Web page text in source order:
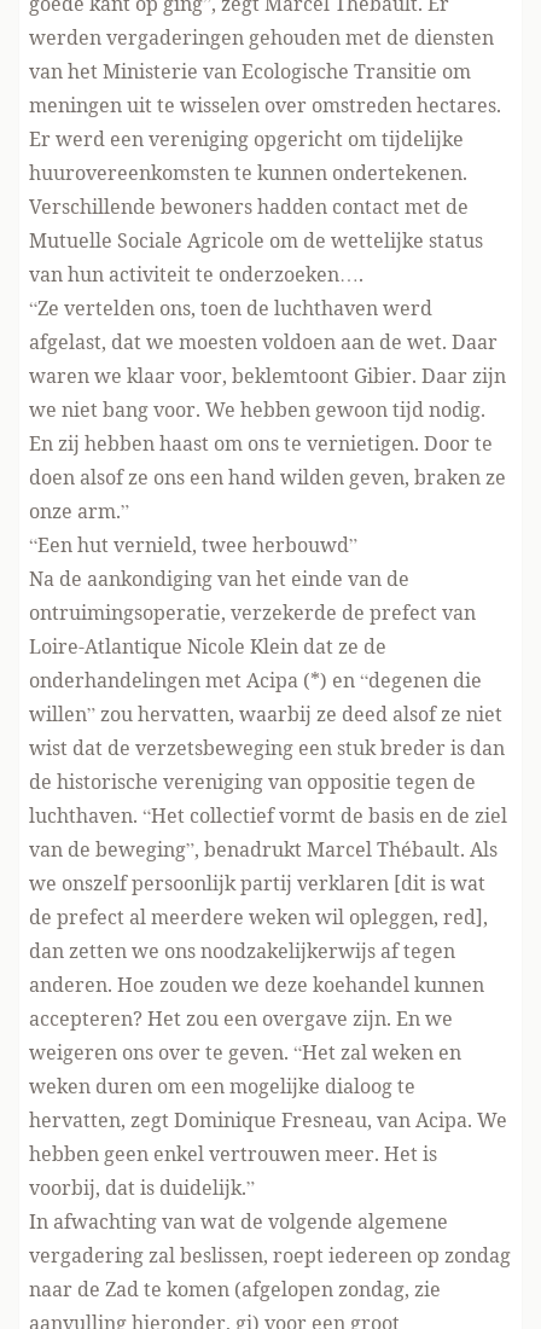
werden vergaderingen gehouden met de diensten
van het Ministerie van Ecologische Transitie om
meningen uit te wisselen over omstreden hectares.
Er werd een vereniging opgericht om tijdelijke
huurovereenkomsten te kunnen ondertekenen.
Verschillende bewoners hadden contact met de
Mutuelle Sociale Agricole om de wettelijke status
van hun activiteit te onderzoeken….
“Ze vertelden ons, toen de luchthaven werd
afgelast, dat we moesten voldoen aan de wet. Daar
waren we klaar voor, beklemtoont Gibier. Daar zijn
we niet bang voor. We hebben gewoon tijd nodig.
En zij hebben haast om ons te vernietigen. Door te
doen alsof ze ons een hand wilden geven, braken ze
onze arm.”
“Een hut vernield, twee herbouwd”
Na de aankondiging van het einde van de
ontruimingsoperatie, verzekerde de prefect van
Loire-Atlantique Nicole Klein dat ze de
onderhandelingen met Acipa (*) en “degenen die
willen” zou hervatten, waarbij ze deed alsof ze niet
wist dat de verzetsbeweging een stuk breder is dan
de historische vereniging van oppositie tegen de
luchthaven. “Het collectief vormt de basis en de ziel
van de beweging”, benadrukt Marcel Thébault. Als
we onszelf persoonlijk partij verklaren [dit is wat
de prefect al meerdere weken wil opleggen, red],
dan zetten we ons noodzakelijkerwijs af tegen
anderen. Hoe zouden we deze koehandel kunnen
accepteren? Het zou een overgave zijn. En we
weigeren ons over te geven. “Het zal weken en
weken duren om een mogelijke dialoog te
hervatten, zegt Dominique Fresneau, van Acipa. We
hebben geen enkel vertrouwen meer. Het is
voorbij, dat is duidelijk.”
In afwachting van wat de volgende algemene
vergadering zal beslissen, roept iedereen op zondag
naar de Zad te komen (afgelopen zondag, zie
aanvulling hieronder, gi) voor een groot